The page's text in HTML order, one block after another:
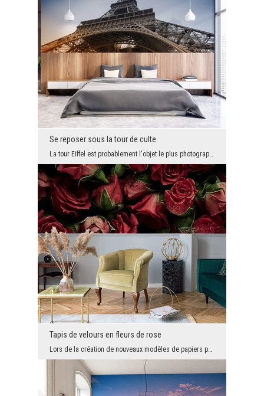
Se reposer sous la tour de culte
Tapis de velours en fleurs de rose